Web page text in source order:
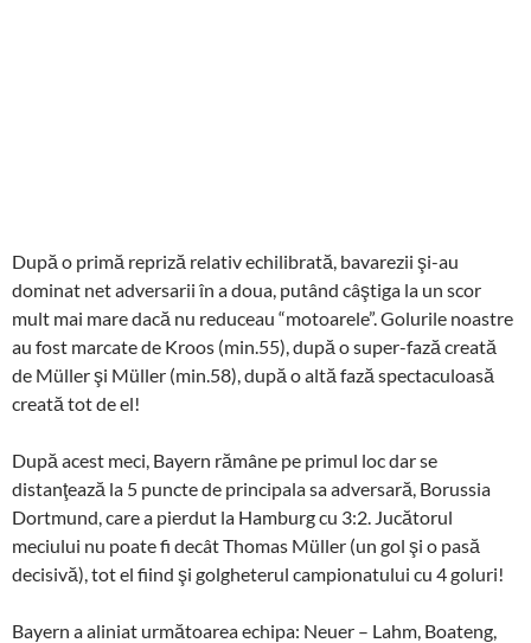
După o primă repriză relativ echilibrată, bavarezii şi-au
dominat net adversarii în a doua, putând câştiga la un scor
mult mai mare dacă nu reduceau “motoarele”. Golurile noastre
au fost marcate de Kroos (min.55), după o super-fază creată
de Müller şi Müller (min.58), după o altă fază spectaculoasă
creată tot de el!
După acest meci, Bayern rămâne pe primul loc dar se
distanţează la 5 puncte de principala sa adversară, Borussia
Dortmund, care a pierdut la Hamburg cu 3:2. Jucătorul
meciului nu poate fi decât Thomas Müller (un gol şi o pasă
decisivă), tot el fiind şi golgheterul campionatului cu 4 goluri!
Bayern a aliniat următoarea echipa: Neuer – Lahm, Boateng,